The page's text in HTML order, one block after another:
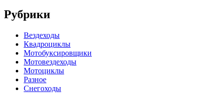
Рубрики
Вездеходы
Квадроциклы
Мотобуксировщики
Мотовездеходы
Мотоциклы
Разное
Снегоходы